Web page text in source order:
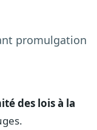
promulgation
des lois à la